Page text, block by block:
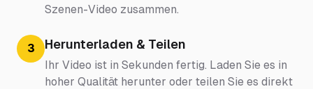
Szenen-Video zusammen.
3 Herunterladen & Teilen
Ihr Video ist in Sekunden fertig. Laden Sie es in
hoher Qualität herunter oder teilen Sie es direkt